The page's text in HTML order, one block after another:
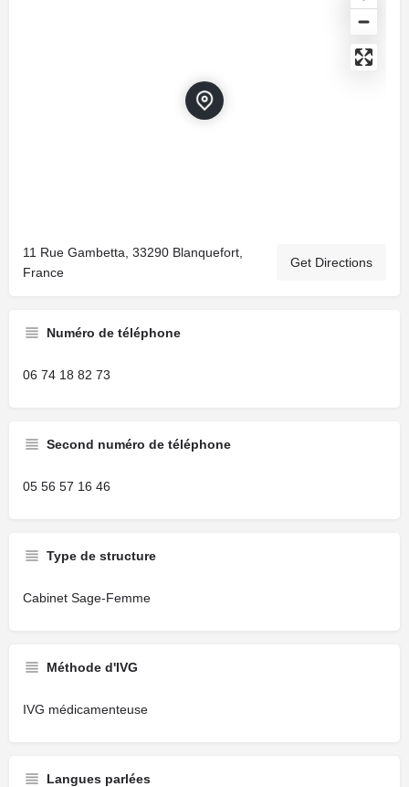
11 Rue Gambetta, 33290 Blanquefort,
France
Get Directions
Numéro de téléphone
06 74 18 82 73
Second numéro de téléphone
05 56 57 16 46
Type de structure
Cabinet Sage-Femme
Méthode d'IVG
IVG médicamenteuse
Langues parlées